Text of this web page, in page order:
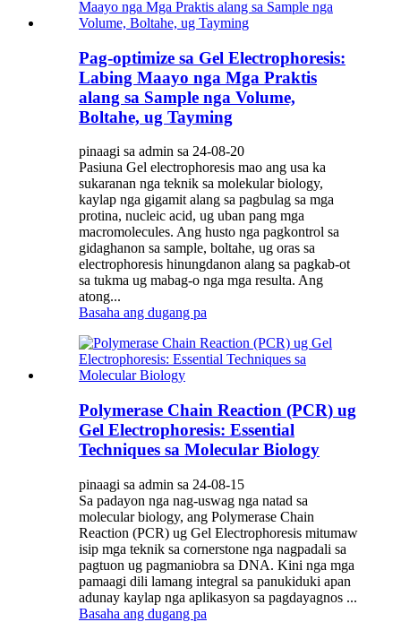
Pag-optimize sa Gel Electrophoresis:
Labing Maayo nga Mga Praktis
alang sa Sample nga Volume,
Boltahe, ug Tayming
pinaagi sa admin sa 24-08-20
Pasiuna Gel electrophoresis mao ang usa ka
sukaranan nga teknik sa molekular biology,
kaylap nga gigamit alang sa pagbulag sa mga
protina, nucleic acid, ug uban pang mga
macromolecules. Ang husto nga pagkontrol sa
gidaghanon sa sample, boltahe, ug oras sa
electrophoresis hinungdanon alang sa pagkab-ot
sa tukma ug mabag-o nga mga resulta. Ang
atong...
Basaha ang dugang pa
Polymerase Chain Reaction (PCR) ug
Gel Electrophoresis: Essential
Techniques sa Molecular Biology
pinaagi sa admin sa 24-08-15
Sa padayon nga nag-uswag nga natad sa
molecular biology, ang Polymerase Chain
Reaction (PCR) ug Gel Electrophoresis mitumaw
isip mga teknik sa cornerstone nga nagpadali sa
pagtuon ug pagmaniobra sa DNA. Kini nga mga
pamaagi dili lamang integral sa panukiduki apan
adunay kaylap nga aplikasyon sa pagdayagnos ...
Basaha ang dugang pa